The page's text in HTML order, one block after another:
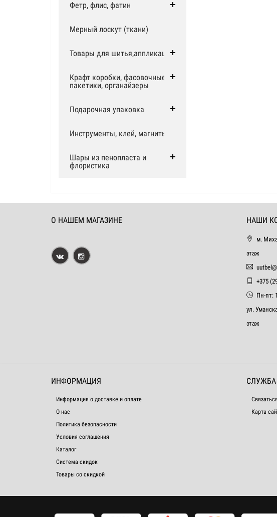
Фетр, флис, фатин
Мерный лоскут (ткани)
Товары для шитья,аппликации
Крафт коробки, фасовочные
пакетики, органайзеры
Подарочная упаковка
Инструменты, клей, магниты
Шары из пенопласта и
флористика
О НАШЕМ МАГАЗИНЕ НАШИ
м.
этаж
+375
Пн-пт:
ул.
этаж
ИНФОРМАЦИЯ
Информация о доставке и оплате
О нас
Политика безопасности
Условия соглашения
Каталог
Система скидок
Товары со скидкой
Карта